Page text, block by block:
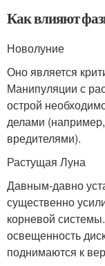
Как влияют
Новолуние
Оно является
Манипуляции с
острой
делами
вредителями).
Растущая Луна
Давным-давно
существенно
корневой
освещенность
поднимаются к